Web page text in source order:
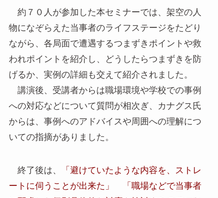
約７０人が参加した本セミナーでは、架空の人
物になぞらえた当事者のライフステージをたどり
ながら、各局面で遭遇するつまずきポイントや救
われポイントを紹介し、どうしたらつまずきを防
げるか、実例の詳細も交えて紹介されました。
講演後、受講者からは職場環境や学校での事例
への対応などについて質問が相次ぎ、カナグス氏
からは、事例へのアドバイスや周囲への理解につ
いての指摘がありました。
終了後は、
「避けていたような内容を、ストレ
ートに伺うことが出来た」 「職場などで当事者